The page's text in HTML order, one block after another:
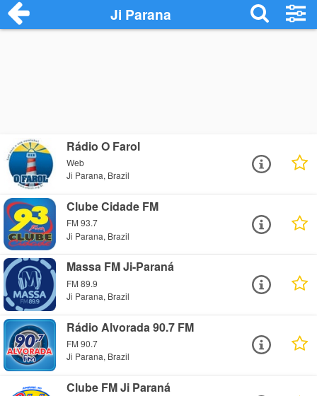
Ji Parana
Rádio O Farol
Web
Ji Parana, Brazil
Clube Cidade FM
FM 93.7
Ji Parana, Brazil
Massa FM Ji-Paraná
FM 89.9
Ji Parana, Brazil
Rádio Alvorada 90.7 FM
FM 90.7
Ji Parana, Brazil
Clube FM Ji Paraná